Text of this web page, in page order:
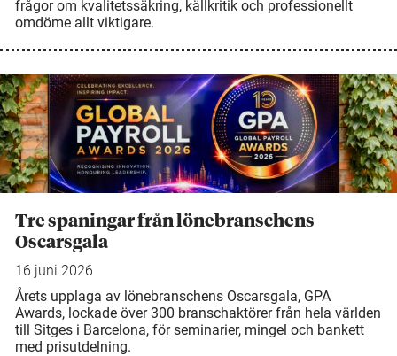
frågor om kvalitetssäkring, källkritik och professionellt
omdöme allt viktigare.
Tre spaningar från lönebranschens
Oscarsgala
16 juni 2026
Årets upplaga av lönebranschens Oscarsgala, GPA
Awards, lockade över 300 branschaktörer från hela världen
till Sitges i Barcelona, för seminarier, mingel och bankett
med prisutdelning.